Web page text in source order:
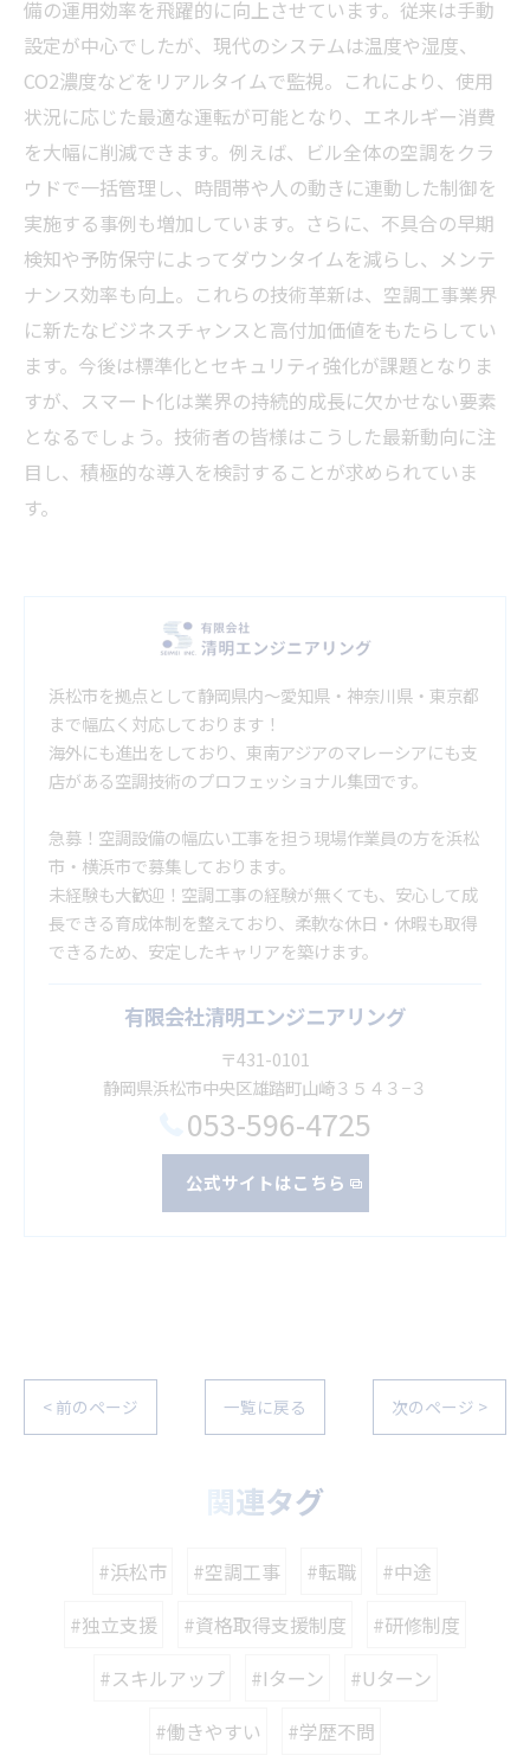
備の運用効率を飛躍的に向上させています。従来は手動
設定が中心でしたが、現代のシステムは温度や湿度、
CO2濃度などをリアルタイムで監視。これにより、使用
状況に応じた最適な運転が可能となり、エネルギー消費
を大幅に削減できます。例えば、ビル全体の空調をクラ
ウドで一括管理し、時間帯や人の動きに連動した制御を
実施する事例も増加しています。さらに、不具合の早期
検知や予防保守によってダウンタイムを減らし、メンテ
ナンス効率も向上。これらの技術革新は、空調工事業界
に新たなビジネスチャンスと高付加価値をもたらしてい
ます。今後は標準化とセキュリティ強化が課題となりま
すが、スマート化は業界の持続的成長に欠かせない要素
となるでしょう。技術者の皆様はこうした最新動向に注
目し、積極的な導入を検討することが求められていま
す。
浜松市を拠点として静岡県内～愛知県・神奈川県・東京都
まで幅広く対応しております！
海外にも進出をしており、東南アジアのマレーシアにも支
店がある空調技術のプロフェッショナル集団です。
急募！空調設備の幅広い工事を担う現場作業員の方を浜松
市・横浜市で募集しております。
未経験も大歓迎！空調工事の経験が無くても、安心して成
長できる育成体制を整えており、柔軟な休日・休暇も取得
できるため、安定したキャリアを築けます。
有限会社清明エンジニアリング
〒431-0101
静岡県浜松市中央区雄踏町山崎３５４３−３
053-596-4725
公式サイトはこちら
< 前のページ 一覧に戻る 次のページ >
関連タグ
#浜松市 #空調工事 #転職
#中途
#独立支援
#資格取得支援制度
#研修制度
#スキルアップ
#Iターン
#Uターン
#働きやすい
#学歴不問